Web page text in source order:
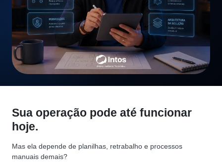
Sua operação pode até funcionar
hoje.
Mas ela depende de planilhas, retrabalho e processos
manuais demais?